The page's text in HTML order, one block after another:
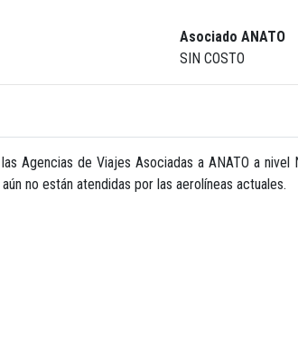
Asociado ANATO
SIN COSTO
Agencias de Viajes Asociadas a ANATO a
no están atendidas por las aerolíneas actuales.